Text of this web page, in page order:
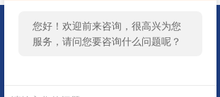
您好，看您停留很久了，是否找到
了需求产品，您可以直接在线与我